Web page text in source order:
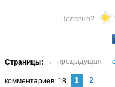
Полезно?
комментариев 18 1
2